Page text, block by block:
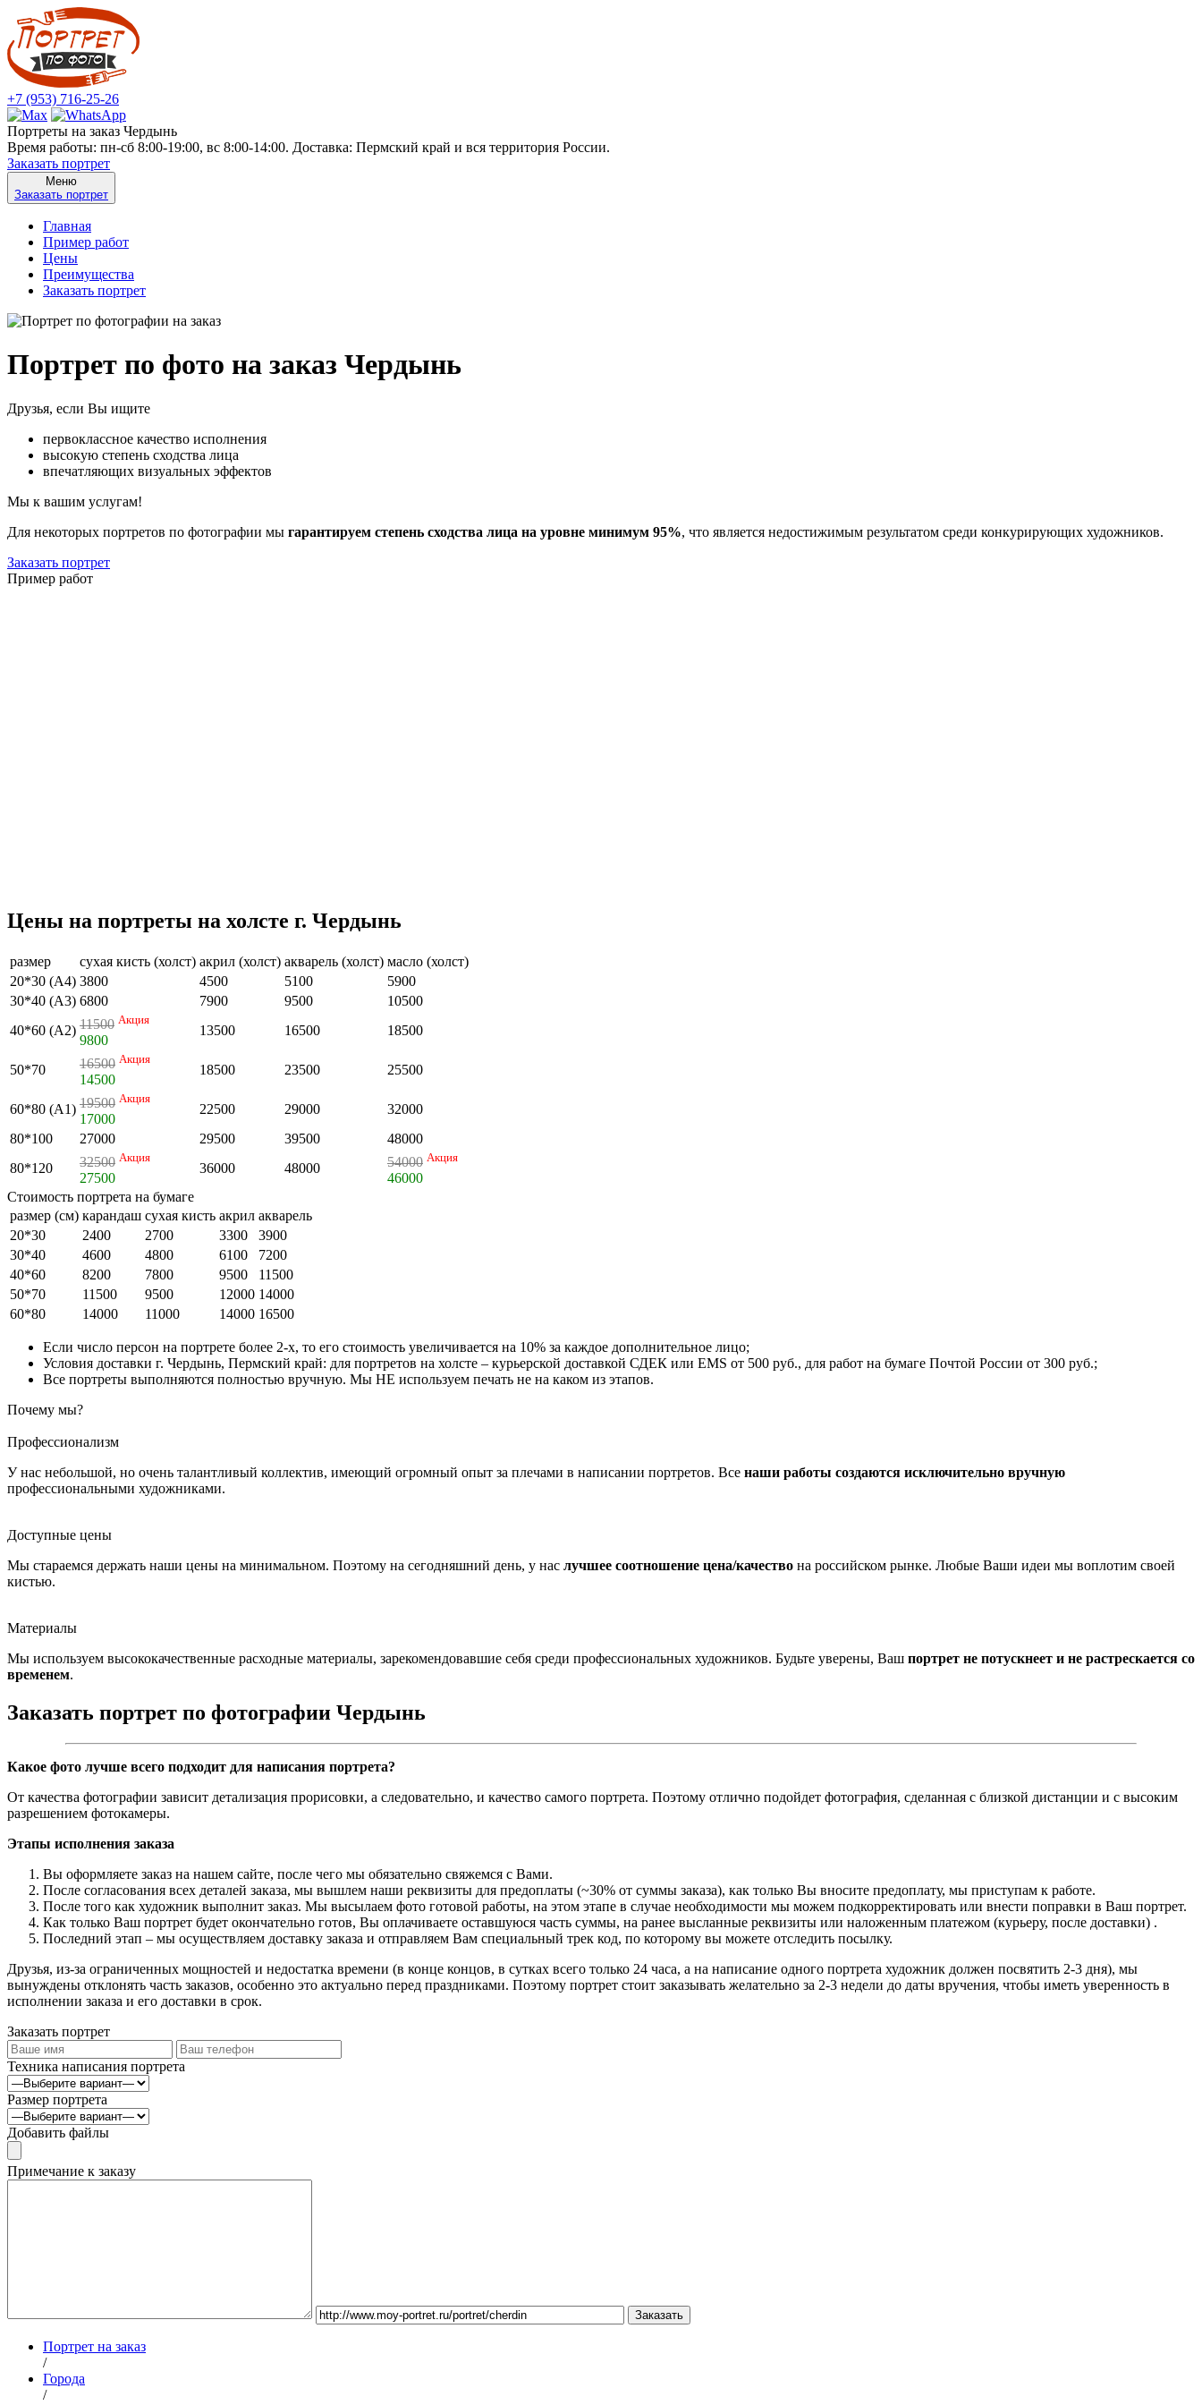
+7 (953) 716-25-26
Портреты на заказ Чердынь
Время работы: пн-сб 8:00-19:00, вс 8:00-14:00. Доставка: Пермский край и вся территория России.
Заказать портрет
Меню
Заказать портрет
Главная
Пример работ
Цены
Преимущества
Заказать портрет
Портрет по фото на заказ Чердынь
Друзья, если Вы ищите
первоклассное качество исполнения
высокую степень сходства лица
впечатляющих визуальных эффектов
Мы к вашим услугам!
Для некоторых портретов по фотографии мы гарантируем степень сходства лица на уровне минимум 95%, что является недостижимым результатом среди конкурирующих художников.
Заказать портрет
Пример работ
Цены на портреты на холсте г. Чердынь
размер сухая кисть (холст) акрил (холст) акварель (холст) масло (холст)
20*30 (А4) 3800 4500 5100
5900
30*40 (А3) 6800 7900 9500
10500
40*60 (А2) 11500 Акция
9800
13500 16500 18500
50*70 16500 Акция
14500
18500 23500 25500
60*80 (А1) 19500 Акция
17000
22500 29000
32000
80*100
27000 29500 39500
48000
80*120
32500 Акция
27500
36000 48000 54000 Акция
46000
Стоимость портрета на бумаге
размер (см) карандаш сухая кисть акрил акварель
20*30
2400 2700 3300
3900
30*40
4600 4800 6100
7200
40*60
8200 7800 9500
11500
50*70
11500 9500 12000 14000
60*80
14000 11000 14000 16500
Если число персон на портрете более 2-х, то его стоимость увеличивается на 10% за каждое дополнительное лицо;
Условия доставки г. Чердынь, Пермский край: для портретов на холсте – курьерской доставкой СДЕК или EMS от 500 руб., для работ на бумаге Почтой России от 300 руб.;
Все портреты выполняются полностью вручную. Мы НЕ используем печать не на каком из этапов.
Почему мы?
Профессионализм
У нас небольшой, но очень талантливый коллектив, имеющий огромный опыт за плечами в написании портретов. Все наши работы создаются исключительно вручную
профессиональными художниками.
Доступные цены
Мы стараемся держать наши цены на минимальном. Поэтому на сегодняшний день, у нас лучшее соотношение цена/качество на российском рынке. Любые Ваши идеи мы воплотим своей
кистью.
Материалы
Мы используем высококачественные расходные материалы, зарекомендовавшие себя среди профессиональных художников. Будьте уверены, Ваш портрет не потускнеет и не растрескается со
временем.
Заказать портрет по фотографии Чердынь
Какое фото лучше всего подходит для написания портрета?
От качества фотографии зависит детализация прорисовки, а следовательно, и качество самого портрета. Поэтому отлично подойдет фотография, сделанная с близкой дистанции и с высоким
разрешением фотокамеры.
Этапы исполнения заказа
Вы оформляете заказ на нашем сайте, после чего мы обязательно свяжемся с Вами.
После согласования всех деталей заказа, мы вышлем наши реквизиты для предоплаты (~30% от суммы заказа), как только Вы вносите предоплату, мы приступам к работе.
После того как художник выполнит заказ. Мы высылаем фото готовой работы, на этом этапе в случае необходимости мы можем подкорректировать или внести поправки в Ваш портрет.
Как только Ваш портрет будет окончательно готов, Вы оплачиваете оставшуюся часть суммы, на ранее высланные реквизиты или наложенным платежом (курьеру, после доставки) .
Последний этап – мы осуществляем доставку заказа и отправляем Вам специальный трек код, по которому вы можете отследить посылку.
Друзья, из-за ограниченных мощностей и недостатка времени (в конце концов, в сутках всего только 24 часа, а на написание одного портрета художник должен посвятить 2-3 дня), мы
вынуждены отклонять часть заказов, особенно это актуально перед праздниками. Поэтому портрет стоит заказывать желательно за 2-3 недели до даты вручения, чтобы иметь уверенность в
исполнении заказа и его доставки в срок.
Заказать портрет
Техника написания портрета
Размер портрета
Добавить файлы
Примечание к заказу
Портрет на заказ
/
Города
/